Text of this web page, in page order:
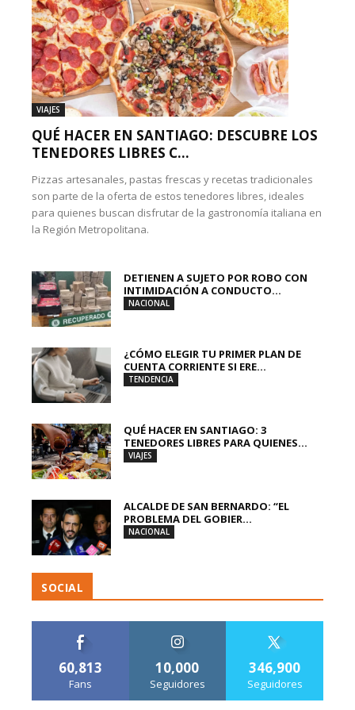
VIAJES
QUÉ HACER EN SANTIAGO: DESCUBRE LOS
TENEDORES LIBRES C...
Pizzas artesanales, pastas frescas y recetas tradicionales
son parte de la oferta de estos tenedores libres, ideales
para quienes buscan disfrutar de la gastronomía italiana en
la Región Metropolitana.
DETIENEN A SUJETO POR ROBO CON
INTIMIDACIÓN A CONDUCTO...
NACIONAL
¿CÓMO ELEGIR TU PRIMER PLAN DE
CUENTA CORRIENTE SI ERE...
TENDENCIA
QUÉ HACER EN SANTIAGO: 3
TENEDORES LIBRES PARA QUIENES...
VIAJES
ALCALDE DE SAN BERNARDO: “EL
PROBLEMA DEL GOBIER...
NACIONAL
SOCIAL
60,813
Fans
10,000
Seguidores
346,900
Seguidores